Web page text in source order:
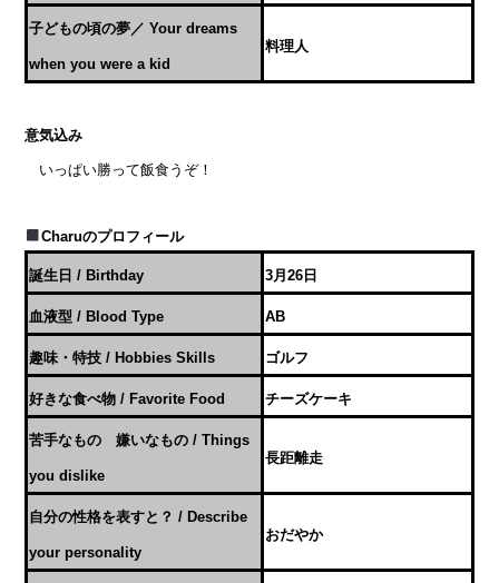
子どもの頃の夢／ Your dreams
when you were a kid
料理人
意気込み
いっぱい勝って飯食うぞ！
Charuのプロフィール
誕生日 / Birthday 3月26日
血液型 / Blood Type AB
趣味・特技 / Hobbies Skills ゴルフ
好きな食べ物 / Favorite Food チーズケーキ
苦手なもの 嫌いなもの / Things
you dislike
長距離走
自分の性格を表すと？ / Describe
your personality
おだやか